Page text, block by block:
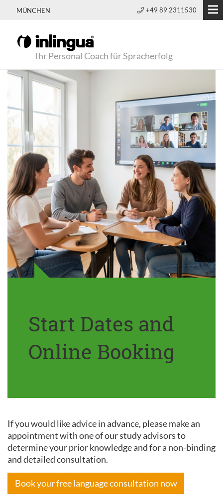
MÜNCHEN +49 89 2311530
Ihr Personal Coach für Spracherfolg
Start Dates and
Online Booking
If you would like advice in advance, please make an
appointment with one of our study advisors to
determine your prior knowledge and for a non-binding
and detailed consultation.
Book your free language consultation now